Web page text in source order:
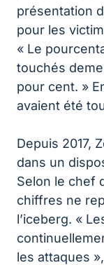
présentation
pour les
« Le
touchés
pour cent. »
avaient été
Depuis 2017,
dans un
Selon le chef
chiffres ne
l’iceberg. «
les attaques